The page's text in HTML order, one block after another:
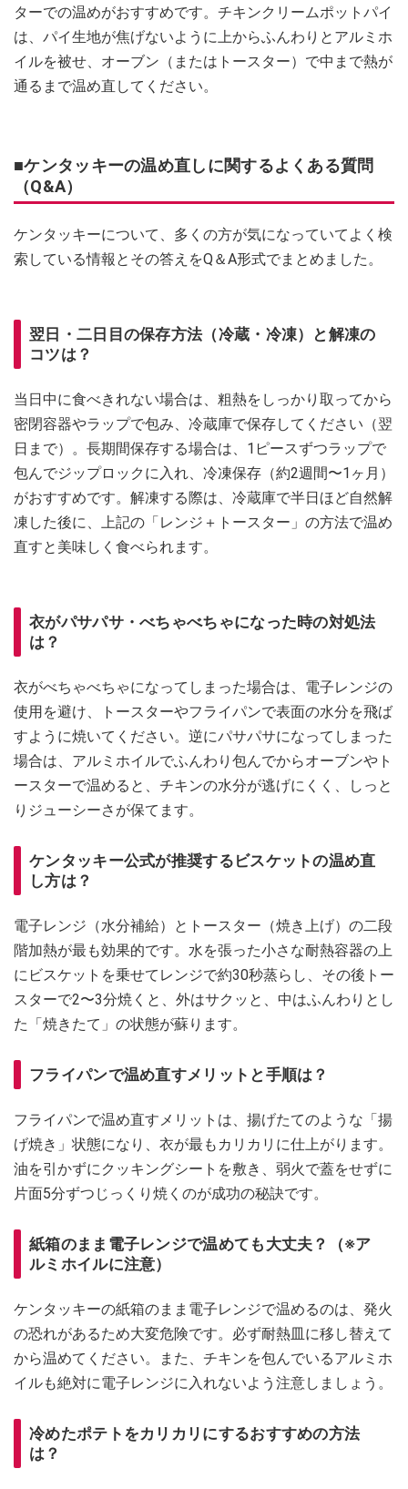
ターでの温めがおすすめです。チキンクリームポットパイ
は、パイ生地が焦げないように上からふんわりとアルミホ
イルを被せ、オーブン（またはトースター）で中まで熱が
通るまで温め直してください。
■ケンタッキーの温め直しに関するよくある質問
（Q&A）
ケンタッキーについて、多くの方が気になっていてよく検
索している情報とその答えをQ＆A形式でまとめました。
翌日・二日目の保存方法（冷蔵・冷凍）と解凍の
コツは？
当日中に食べきれない場合は、粗熱をしっかり取ってから
密閉容器やラップで包み、冷蔵庫で保存してください（翌
日まで）。長期間保存する場合は、1ピースずつラップで
包んでジップロックに入れ、冷凍保存（約2週間〜1ヶ月）
がおすすめです。解凍する際は、冷蔵庫で半日ほど自然解
凍した後に、上記の「レンジ＋トースター」の方法で温め
直すと美味しく食べられます。
衣がパサパサ・べちゃべちゃになった時の対処法
は？
衣がべちゃべちゃになってしまった場合は、電子レンジの
使用を避け、トースターやフライパンで表面の水分を飛ば
すように焼いてください。逆にパサパサになってしまった
場合は、アルミホイルでふんわり包んでからオーブンやト
ースターで温めると、チキンの水分が逃げにくく、しっと
りジューシーさが保てます。
ケンタッキー公式が推奨するビスケットの温め直
し方は？
電子レンジ（水分補給）とトースター（焼き上げ）の二段
階加熱が最も効果的です。水を張った小さな耐熱容器の上
にビスケットを乗せてレンジで約30秒蒸らし、その後トー
スターで2〜3分焼くと、外はサクッと、中はふんわりとし
た「焼きたて」の状態が蘇ります。
フライパンで温め直すメリットと手順は？
フライパンで温め直すメリットは、揚げたてのような「揚
げ焼き」状態になり、衣が最もカリカリに仕上がります。
油を引かずにクッキングシートを敷き、弱火で蓋をせずに
片面5分ずつじっくり焼くのが成功の秘訣です。
紙箱のまま電子レンジで温めても大丈夫？（※ア
ルミホイルに注意）
ケンタッキーの紙箱のまま電子レンジで温めるのは、発火
の恐れがあるため大変危険です。必ず耐熱皿に移し替えて
から温めてください。また、チキンを包んでいるアルミホ
イルも絶対に電子レンジに入れないよう注意しましょう。
冷めたポテトをカリカリにするおすすめの方法
は？